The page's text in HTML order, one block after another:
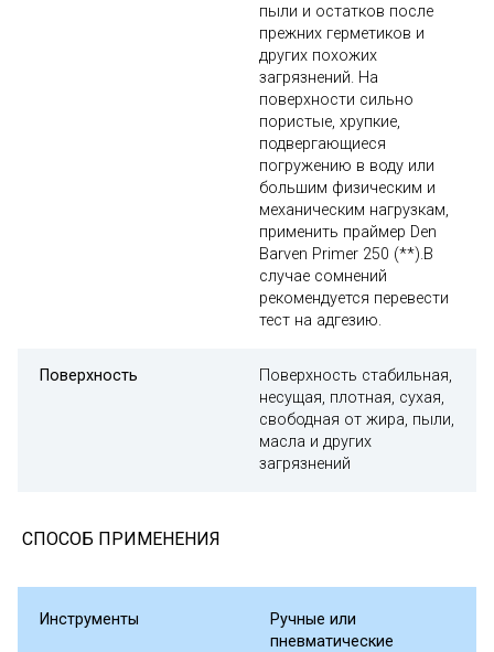
пыли и остатков после
прежних герметиков и
других похожих
загрязнений. На
поверхности сильно
пористые, хрупкие,
подвергающиеся
погружению в воду или
большим физическим и
механическим нагрузкам,
применить праймер Den
Barven Primer 250 (**).В
случае сомнений
рекомендуется перевести
тест на адгезию.
Поверхность
Поверхность стабильная,
несущая, плотная, сухая,
свободная от жира, пыли,
масла и других
загрязнений
СПОСОБ ПРИМЕНЕНИЯ
Инструменты
Ручные или
пневматические